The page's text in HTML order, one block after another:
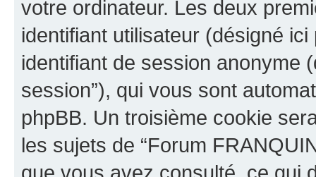
votre ordinateur. Les deux
identifiant utilisateur (désigné ici
identifiant de session anonyme
session”), qui vous sont
phpBB. Un troisième cookie
les sujets de “Forum
que vous avez consulté, ce qui